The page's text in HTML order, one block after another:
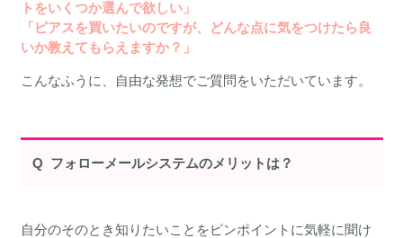
トをいくつか選んで欲しい」
「ピアスを買いたいのですが、どんな点に気をつけたら良
いか教えてもらえますか？」
こんなふうに、自由な発想でご質問をいただいています。
Q フォローメールシステムのメリットは？
自分のそのとき知りたいことをピンポイントに気軽に聞け